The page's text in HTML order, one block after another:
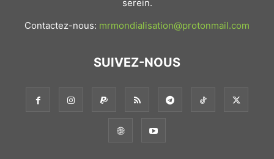
serein.
Contactez-nous: mrmondialisation@protonmail.com
SUIVEZ-NOUS